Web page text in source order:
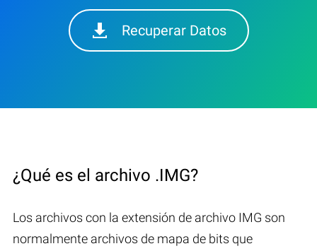
Recuperar Datos
¿Qué es el archivo .IMG?
Los archivos con la extensión de archivo IMG son
normalmente archivos de mapa de bits que